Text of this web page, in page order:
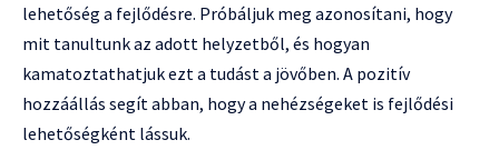
lehetőség a fejlődésre. Próbáljuk meg azonosítani, hogy
mit tanultunk az adott helyzetből, és hogyan
kamatoztathatjuk ezt a tudást a jövőben. A pozitív
hozzáállás segít abban, hogy a nehézségeket is fejlődési
lehetőségként lássuk.